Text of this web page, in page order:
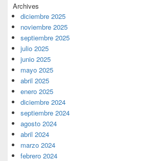
Archives
diciembre 2025
noviembre 2025
septiembre 2025
julio 2025
junio 2025
mayo 2025
abril 2025
enero 2025
diciembre 2024
septiembre 2024
agosto 2024
abril 2024
marzo 2024
febrero 2024